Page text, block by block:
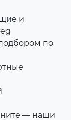
и
по
— наши